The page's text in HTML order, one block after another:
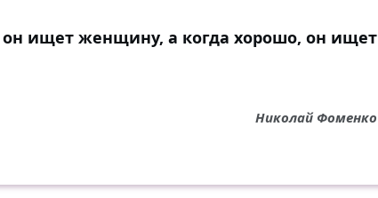
ищет женщину, а когда хорошо, он ищет
Николай Фоменко